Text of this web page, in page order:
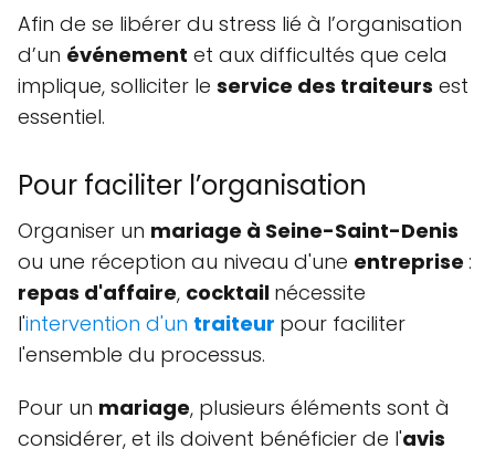
Afin de se libérer du stress lié à l’organisation
d’un événement et aux difficultés que cela
implique, solliciter le service des traiteurs est
essentiel.
Pour faciliter l’organisation
Organiser un mariage à Seine-Saint-Denis
ou une réception au niveau d'une entreprise :
repas d'affaire, cocktail nécessite
l'intervention d'un traiteur pour faciliter
l'ensemble du processus.
Pour un mariage, plusieurs éléments sont à
considérer, et ils doivent bénéficier de l'avis